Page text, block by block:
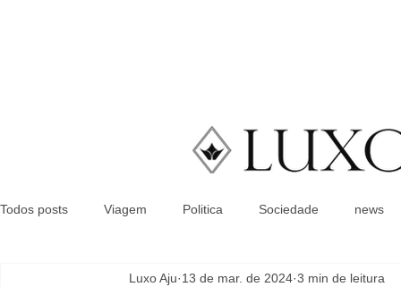
Todos posts Viagem Politica Sociedade news
Luxo Aju 13 de mar. de 2024 3 min de leitura